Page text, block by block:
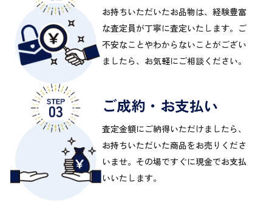
お持ちいただいたお品物は、経験豊富
な査定員が丁寧に査定いたします。ご
不安なことやわからないことがござい
ましたら、お気軽にご相談ください。
ご成約・お支払い
査定金額にご納得いただけましたら、
お持ちいただいた商品をお売りくださ
いませ。その場ですぐに現金でお支払
いいたします。